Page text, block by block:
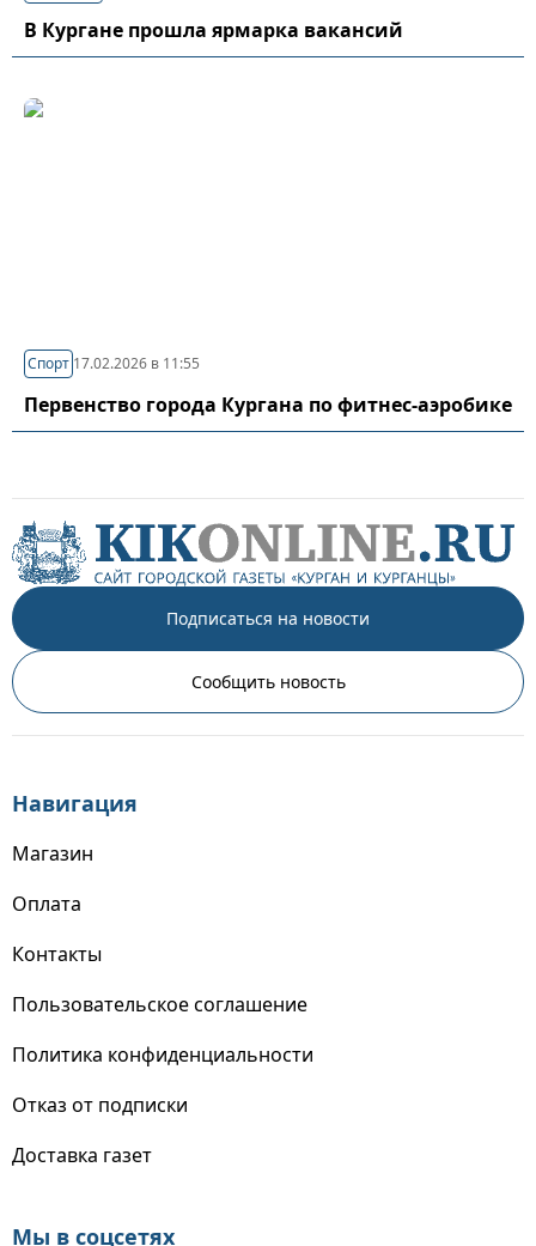
В Кургане прошла ярмарка вакансий
Спорт 17.02.2026 в 11:55
Первенство города Кургана по фитнес-аэробике
Подписаться на новости
Сообщить новость
Навигация
Магазин
Оплата
Контакты
Пользовательское соглашение
Политика конфиденциальности
Отказ от подписки
Доставка газет
Мы в соцсетях